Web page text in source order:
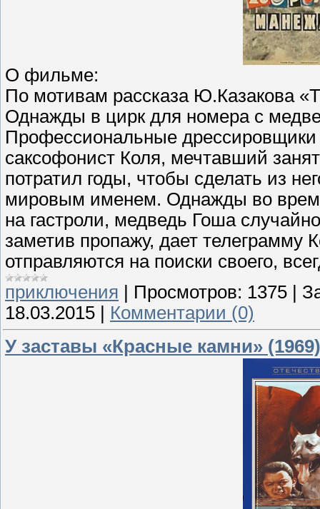
О фильме:
По мотивам рассказа Ю.Казакова
Однажды в цирк для номера с
Профессиональные дрессировщики
саксофонист Коля, мечтавший
потратил годы, чтобы сделать из
мировым именем. Однажды во
на гастроли, медведь Гоша
заметив пропажу, дает телеграмму
отправляются на поиски своего,
приключения | Просмотров: 1375 |
18.03.2015 | Комментарии (0)
У заставы «Красные камни»